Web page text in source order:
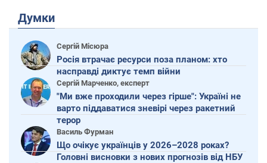
Думки
Сергій Місюра
Росія втрачає ресурси поза планом: хто
насправді диктує темп війни
Сергій Марченко, експерт
"Ми вже проходили через гірше": Україні не
варто піддаватися зневірі через ракетний
терор
Василь Фурман
Що очікує українців у 2026–2028 роках?
Головні висновки з нових прогнозів від НБУ